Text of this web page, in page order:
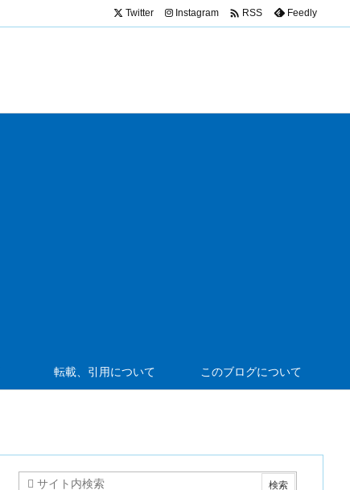
転載、引用について このブログについて
Twitter Instagram  RSS Feedly